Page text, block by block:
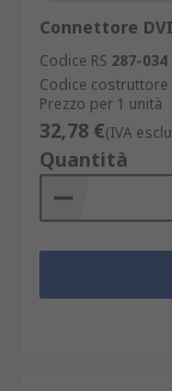
Connettore
Codice RS 287-034
Codice costruttore
Prezzo per 1 unità
32,78 €(IVA
Quantità